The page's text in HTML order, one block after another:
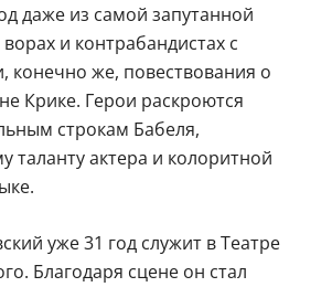
даже из самой запутанной
и контрабандистах с
конечно же, повествования о
Крике. Герои раскроются
строкам Бабеля,
таланту актера и колоритной
уже 31 год служит в Театре
Благодаря сцене он стал